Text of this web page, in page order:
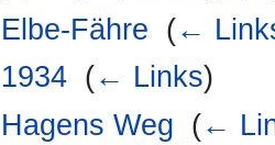
Elbe-Fähre (←
1934 (← Links)
Hagens Weg (←